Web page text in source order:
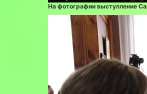
На фотографии выступление